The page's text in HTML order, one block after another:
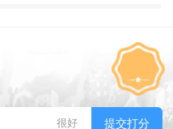
很好 提交打分